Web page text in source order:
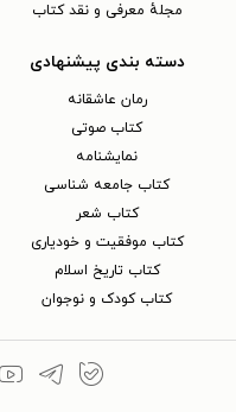
مجلهٔ معرفی و نقد کتاب
دسته بندی پیشنهادی
رمان عاشقانه
کتاب‌ صوتی
نمایشنامه
کتاب جامعه شناسی
کتاب شعر
کتاب موفقیت و خودیاری
کتاب تاریخ اسلام
کتاب کودک و نوجوان